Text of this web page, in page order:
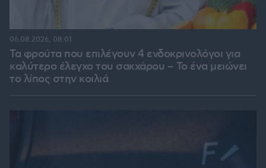
Τα φρούτα που επιλέγουν 4 ενδοκρινολόγοι για
καλύτερο έλεγχο του σακχάρου – Το ένα μειώνει
το λίπος στην κοιλιά
06.08.2026, 08:01